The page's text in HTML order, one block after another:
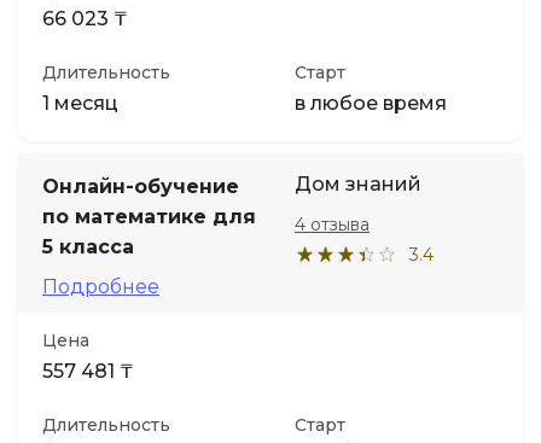
66 023 ₸
Длительность
1 месяц
Старт
в любое время
Онлайн-обучение
по математике для
5 класса
Подробнее
Дом знаний
3.4
4 отзыва
Цена
557 481 ₸
Длительность Старт